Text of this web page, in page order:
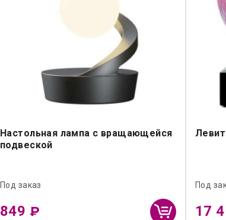
Настольная лампа с вращающейся
подвеской
Под заказ
849 ₽
Под
17